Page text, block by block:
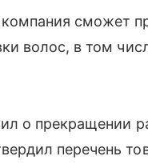
сможет
волос, в том
о прекращении
перечень